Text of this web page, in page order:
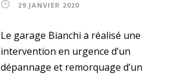
29 JANVIER 2020
Le garage Bianchi a réalisé une
intervention en urgence d’un
dépannage et remorquage d’un